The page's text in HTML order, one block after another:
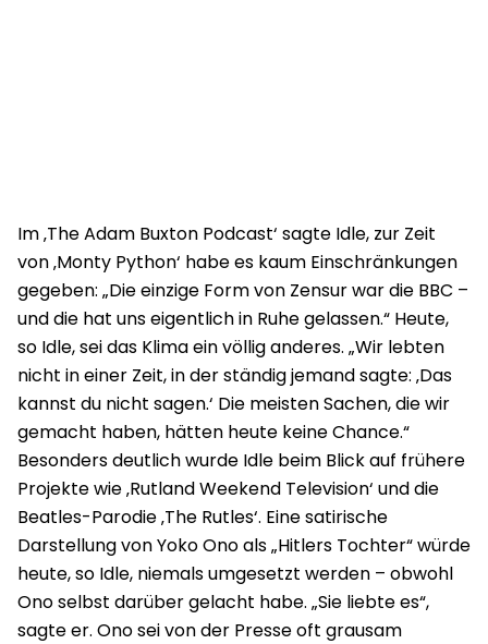
Im ‚The Adam Buxton Podcast‘ sagte Idle, zur Zeit
von ‚Monty Python‘ habe es kaum Einschränkungen
gegeben: „Die einzige Form von Zensur war die BBC –
und die hat uns eigentlich in Ruhe gelassen.“ Heute,
so Idle, sei das Klima ein völlig anderes. „Wir lebten
nicht in einer Zeit, in der ständig jemand sagte: ‚Das
kannst du nicht sagen.‘ Die meisten Sachen, die wir
gemacht haben, hätten heute keine Chance.“
Besonders deutlich wurde Idle beim Blick auf frühere
Projekte wie ‚Rutland Weekend Television‘ und die
Beatles-Parodie ‚The Rutles‘. Eine satirische
Darstellung von Yoko Ono als „Hitlers Tochter“ würde
heute, so Idle, niemals umgesetzt werden – obwohl
Ono selbst darüber gelacht habe. „Sie liebte es“,
sagte er. Ono sei von der Presse oft grausam